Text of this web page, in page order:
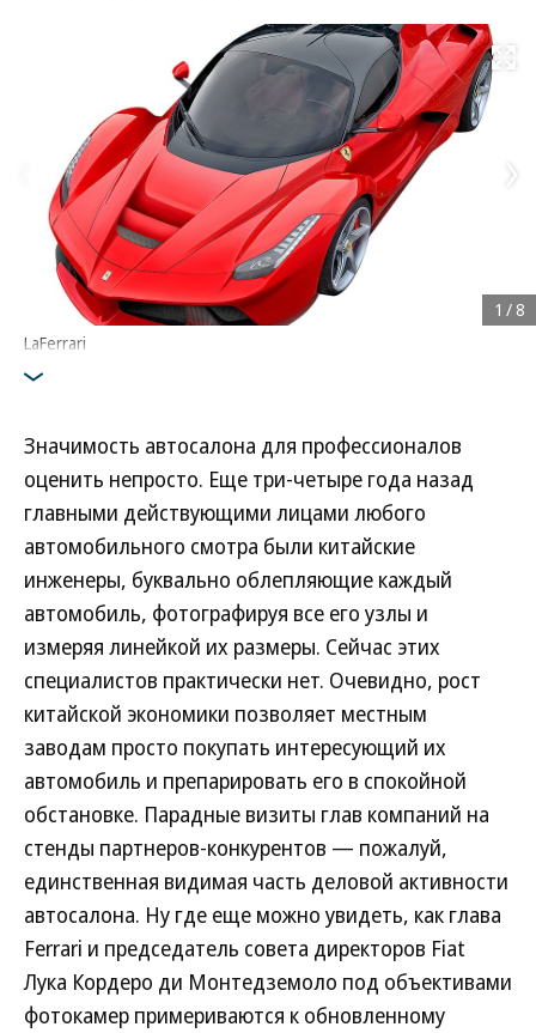
LaFerrari
1 / 8
Значимость автосалона для профессионалов
оценить непросто. Еще три-четыре года назад
главными действующими лицами любого
автомобильного смотра были китайские
инженеры, буквально облепляющие каждый
автомобиль, фотографируя все его узлы и
измеряя линейкой их размеры. Сейчас этих
специалистов практически нет. Очевидно, рост
китайской экономики позволяет местным
заводам просто покупать интересующий их
автомобиль и препарировать его в спокойной
обстановке. Парадные визиты глав компаний на
стенды партнеров-конкурентов — пожалуй,
единственная видимая часть деловой активности
автосалона. Ну где еще можно увидеть, как глава
Ferrari и председатель совета директоров Fiat
Лука Кордеро ди Монтедземоло под объективами
фотокамер примериваются к обновленному